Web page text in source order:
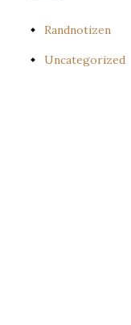
Randnotizen
Uncategorized